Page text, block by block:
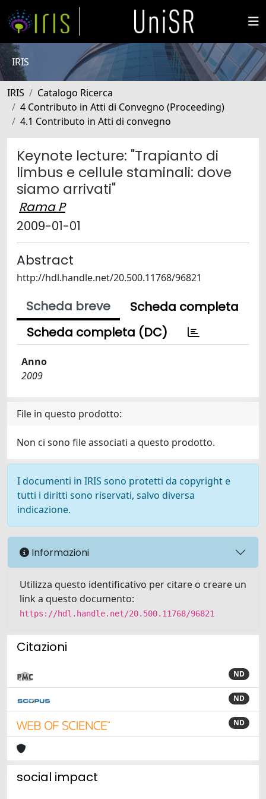
IRIS
IRIS
Catalogo Ricerca
4 Contributo in Atti di Convegno (Proceeding)
4.1 Contributo in Atti di convegno
Keynote lecture: "Trapianto di
limbus e cellule staminali: dove
siamo arrivati"
Rama P
2009-01-01
Abstract
http://hdl.handle.net/20.500.11768/96821
Scheda breve
Scheda completa
Scheda completa (DC)
Anno
2009
File in questo prodotto:
Non ci sono file associati a questo prodotto.
I documenti in IRIS sono protetti da copyright e
tutti i diritti sono riservati, salvo diversa
indicazione.
Informazioni
Utilizza questo identificativo per citare o creare un
link a questo documento:
https://hdl.handle.net/20.500.11768/96821
Citazioni
ND
ND
ND
social impact